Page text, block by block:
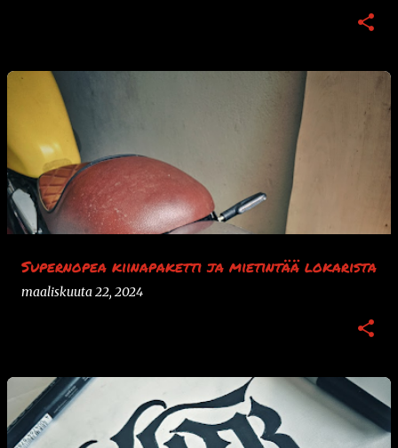
Supernopea kiinapaketti ja mietintää lokarista
maaliskuuta 22, 2024